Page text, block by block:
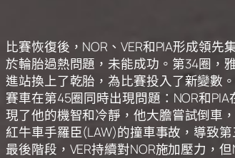
比賽恢復後，NOR、VER和PIA形成領
於輪胎過熱問題，未能成功。第34圈，
進站換上了乾胎，為比賽投入了新變數
賽車在第45圈同時出現問題：NOR和
現了他的機智和冷靜，他大膽嘗試倒車
紅牛車手羅臣(LAW)的撞車事故，導致
最後階段，VER持續對NOR施加壓力，